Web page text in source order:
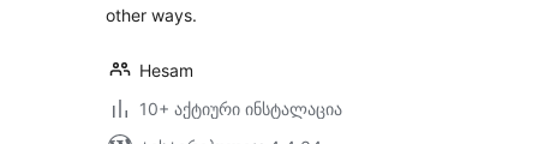
other ways.
Hesam
10+ აქტიური ინსტალაცია